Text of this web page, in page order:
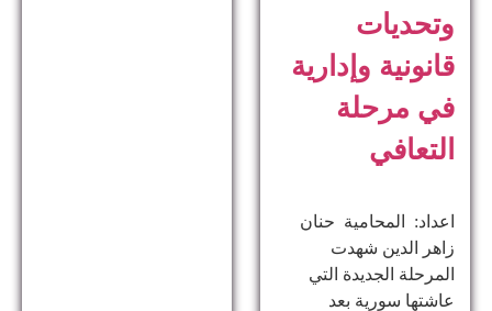
وتحديات
قانونية وإدارية
في مرحلة
التعافي
اعداد: المحامية حنان
زاهر الدين ​شهدت
المرحلة الجديدة التي
عاشتها سورية بعد